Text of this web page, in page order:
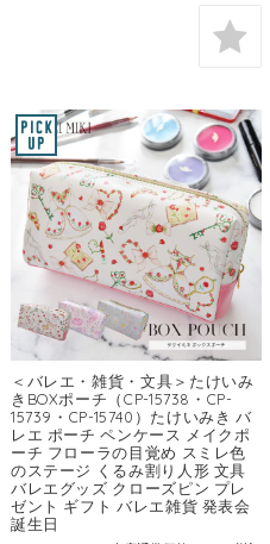
＜バレエ・雑貨・文具＞たけいみ
きBOXポーチ（CP-15738・CP-
15739・CP-15740）たけいみき バ
レエ ポーチ ペンケース メイクポ
ーチ フローラの目覚め スミレ色
のステージ くるみ割り人形 文具
バレエグッズ クローズピン プレ
ゼント ギフト バレエ雑貨 発表会
誕生日